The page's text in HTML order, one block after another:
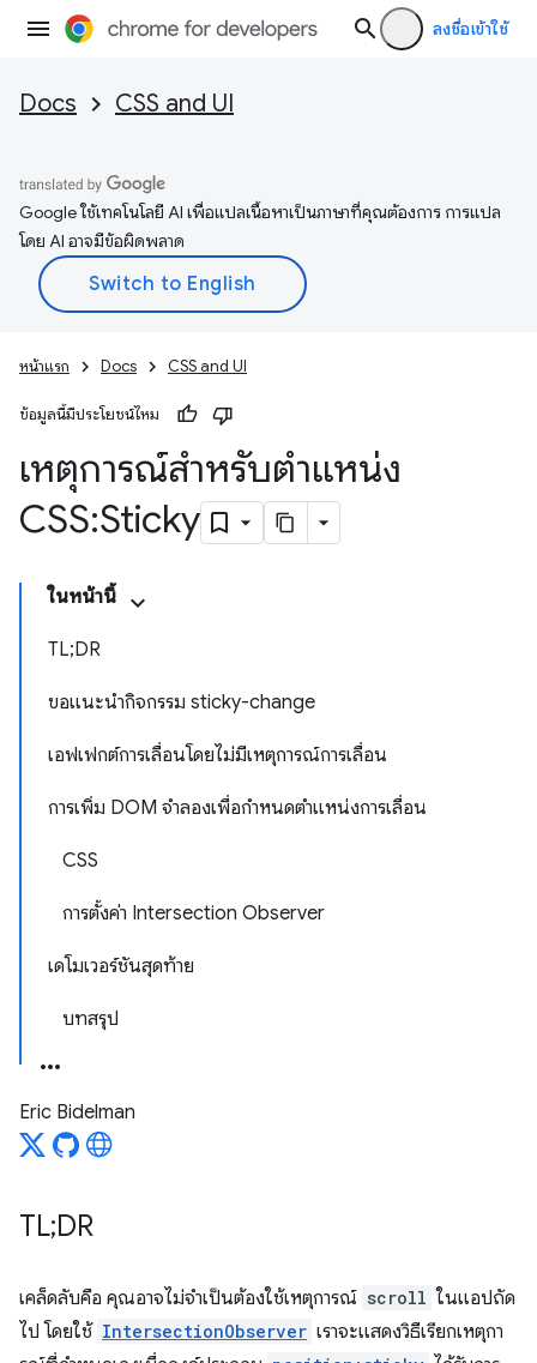
ลงชื่อเข้าใช้
Docs CSS and UI
Google ใช้เทคโนโลยี AI เพื่อแปลเนื้อหาเป็นภาษาที่คุณต้องการ การแปล
โดย AI อาจมีข้อผิดพลาด
หน้าแรก Docs CSS and UI
ข้อมูลนี้มีประโยชน์ไหม
เหตุการณ์สำหรับตำแหน่ง
CSS:Sticky
ในหน้านี้
TL;DR
ขอแนะนํากิจกรรม sticky-change
เอฟเฟกต์การเลื่อนโดยไม่มีเหตุการณ์การเลื่อน
การเพิ่ม DOM จำลองเพื่อกำหนดตำแหน่งการเลื่อน
CSS
การตั้งค่า Intersection Observer
เดโมเวอร์ชันสุดท้าย
บทสรุป
Eric Bidelman
TL;DR
เคล็ดลับคือ คุณอาจไม่จําเป็นต้องใช้เหตุการณ์ scroll ในแอปถัด
ไป โดยใช้ IntersectionObserver เราจะแสดงวิธีเรียกเหตุกา